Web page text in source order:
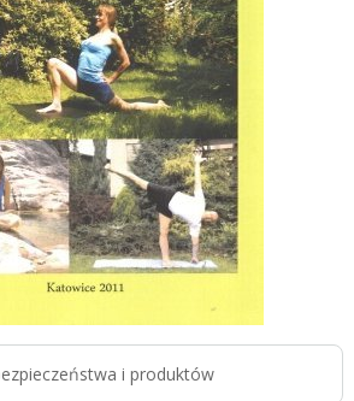
i produktów